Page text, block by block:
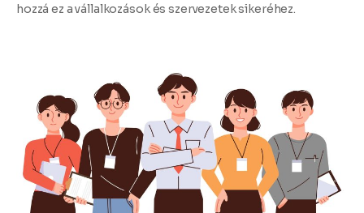
hozzá ez a vállalkozások és szervezetek sikeréhez.